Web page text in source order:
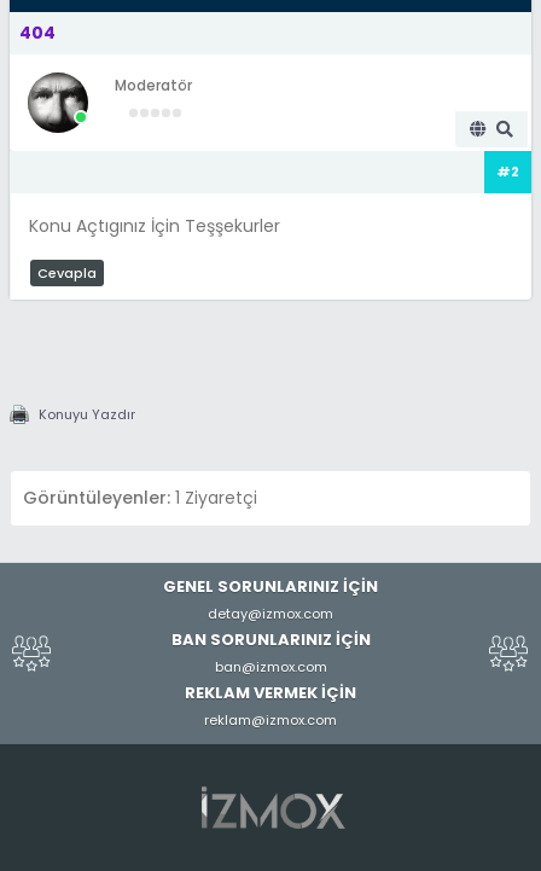
404
Moderatör
#2
Konu Açtıgınız İçin Teşşekurler
Cevapla
Konuyu Yazdır
Görüntüleyenler: 1 Ziyaretçi
GENEL SORUNLARINIZ İÇİN
detay@izmox.com
BAN SORUNLARINIZ İÇİN
ban@izmox.com
REKLAM VERMEK İÇİN
reklam@izmox.com